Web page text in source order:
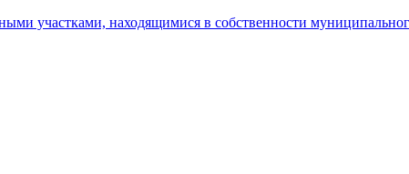
участками, находящимися в собственности